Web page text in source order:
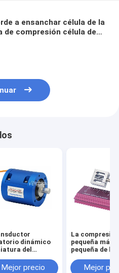
a ensanchar célula de la
de compresión célula de
dinámico
del
1NM 2NM
Mejor precio
La
pequeña más
pequeña de la
la fuerza del
Mejor